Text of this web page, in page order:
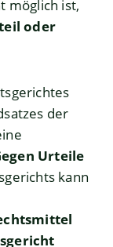
möglich ist,
oder
der
Urteile
kann